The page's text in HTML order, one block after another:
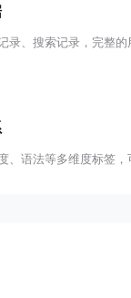
录、搜索记录，完整的
、语法等多维度标签